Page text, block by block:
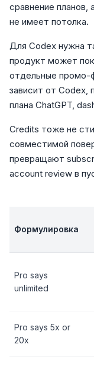
сравнение
не имеет потолка.
Для Codex нужна
продукт может
отдельные промо-
зависит от Codex,
плана ChatGPT,
Credits тоже не
совместимой
превращают
account review в
Формулировка
Pro says
unlimited
Pro says 5x or
20x